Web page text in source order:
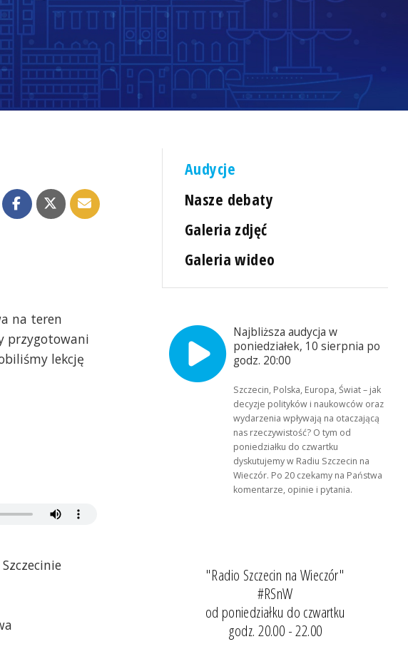
na teren
przygotowani
lekcję
Audycje
Nasze debaty
Galeria zdjęć
Galeria wideo
Najbliższa audycja w
poniedziałek, 10 sierpnia po
godz. 20:00
Szczecin, Polska, Europa, Świat – jak
decyzje polityków i naukowców oraz
wydarzenia wpływają na otaczającą
nas rzeczywistość? O tym od
poniedziałku do czwartku
dyskutujemy w Radiu Szczecin na
Wieczór. Po 20 czekamy na Państwa
komentarze, opinie i pytania.
"Radio Szczecin na Wieczór"
#RSnW
od poniedziałku do czwartku
godz. 20.00 - 22.00